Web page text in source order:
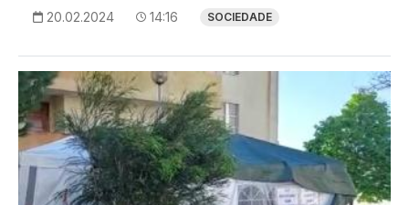
20.02.2024 14:16 SOCIEDADE
Imagem